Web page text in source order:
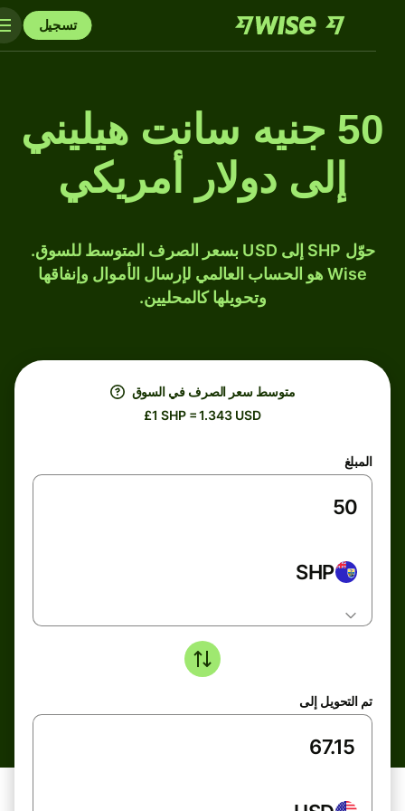
تسجيل
50 جنيه سانت هيليني
إلى دولار أمريكي
حوّل SHP إلى USD بسعر الصرف المتوسط للسوق.
Wise هو الحساب العالمي لإرسال الأموال وإنفاقها
وتحويلها كالمحليين.
متوسط ​​سعر الصرف في السوق
£1 SHP = 1.343 USD
المبلغ
SHP
تم التحويل إلى